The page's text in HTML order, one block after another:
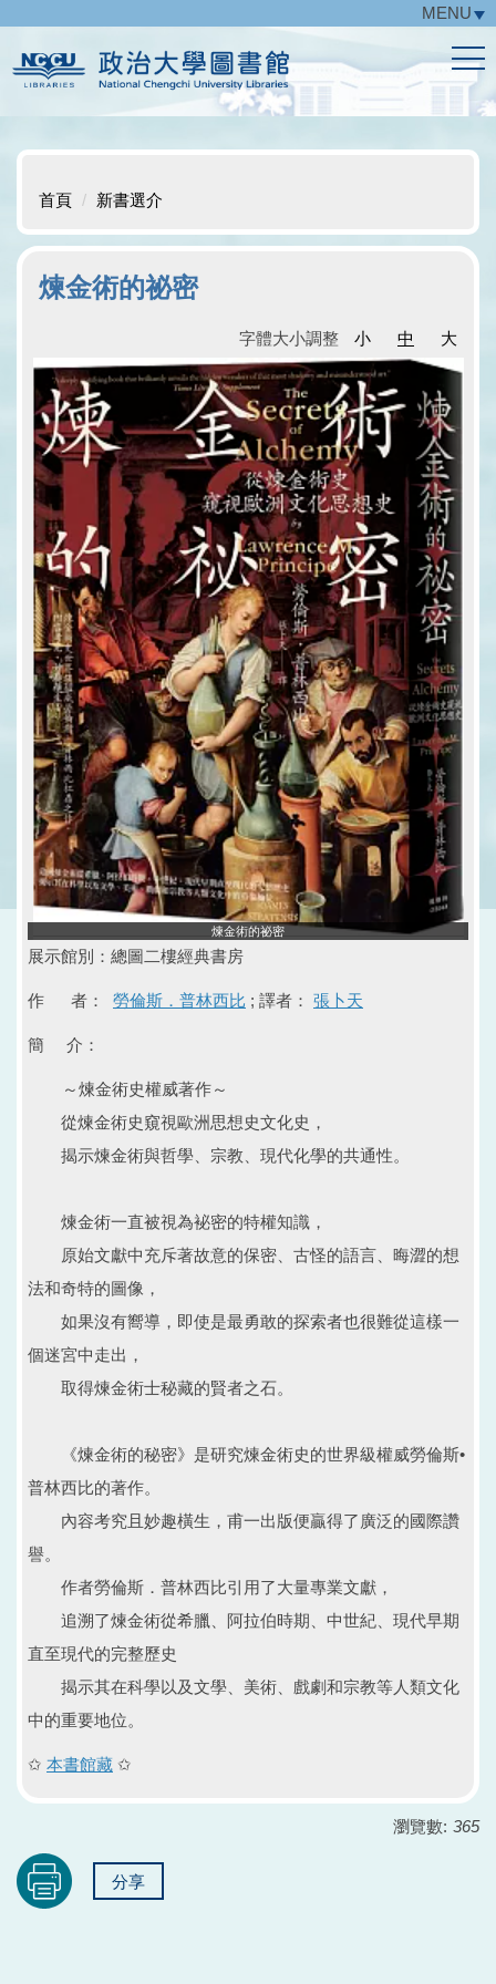
主
要
區
MENU
首頁 新書選介
煉金術的祕密
字體大小調整 小 中 大
煉金術的祕密
展示館別：總圖二樓經典書房
作 者： 勞倫斯．普林西比 ; 譯者： 張卜天
簡 介：
～煉金術史權威著作～
從煉金術史窺視歐洲思想史文化史，
揭示煉金術與哲學、宗教、現代化學的共通性。
煉金術一直被視為袐密的特權知識，
原始文獻中充斥著故意的保密、古怪的語言、晦澀的想
法和奇特的圖像，
如果沒有嚮導，即使是最勇敢的探索者也很難從這樣一
個迷宮中走出，
取得煉金術士秘藏的賢者之石。
《煉金術的秘密》是研究煉金術史的世界級權威勞倫斯•
普林西比的著作。
內容考究且妙趣橫生，甫一出版便贏得了廣泛的國際讚
譽。
作者勞倫斯．普林西比引用了大量專業文獻，
追溯了煉金術從希臘、阿拉伯時期、中世紀、現代早期
直至現代的完整歷史
揭示其在科學以及文學、美術、戲劇和宗教等人類文化
中的重要地位。
✩ 本書館藏 ✩
瀏覽數: 365
分享